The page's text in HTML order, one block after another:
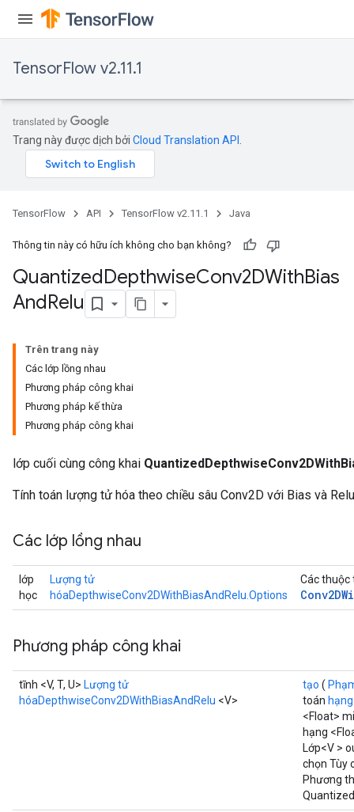
TensorFlow v2.11.1
Trang này được dịch bởi Cloud Translation API
TensorFlow API TensorFlow v2.11.1 Java
Thông tin này có hữu ích không cho bạn không?
QuantizedDepthwiseConv2DWithBias
AndRelu
Trên trang này
Các lớp lồng nhau
Phương pháp công khai
Phương pháp kế thừa
Phương pháp công khai
lớp cuối cùng công khai
Tính toán lượng tử hóa theo chiều sâu Conv2D với Bias và
Các lớp lồng nhau
lớp
học
Lượng tử
hóaDepthwiseConv2DWithBiasAndRelu.Options
Các
Phương pháp công khai
tĩnh <V, T, U> Lượng tử
hóaDepthwiseConv2DWithBiasAndRelu <V>
tạo (
toán hạng
<Float>
hạng
Lớp<V >
chọn Tùy
Phương